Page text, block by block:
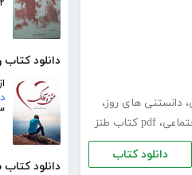
دانلود
دانلود
، دانستنی های روز،
، pdf کتاب طنز
دانلود کتاب